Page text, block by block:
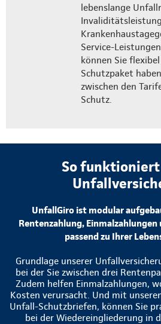
lebenslange
Service-
können Sie
Schutzpaket
zwischen den
Schutz.
So funktioniert
UnfallGiro ist modular
Rentenzahlung,
passend zu Ihrer
Grundlage unserer
bei der Sie zwischen drei
Zudem helfen Einmalzahlungen,
Kosten verursacht. Und mit
Unfall-Schutzbriefen, können Sie
bei der Wiedereingliederung in